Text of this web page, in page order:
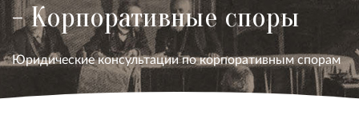
- Корпоративные споры
Юридические консультации по корпоративным спорам